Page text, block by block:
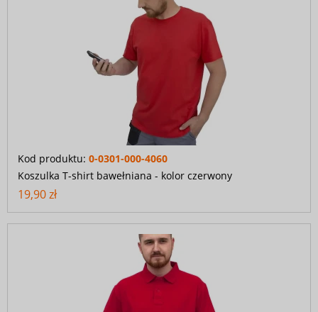
Kod produktu: 0-0301-000-4060
Koszulka T-shirt bawełniana - kolor czerwony
19,90 zł